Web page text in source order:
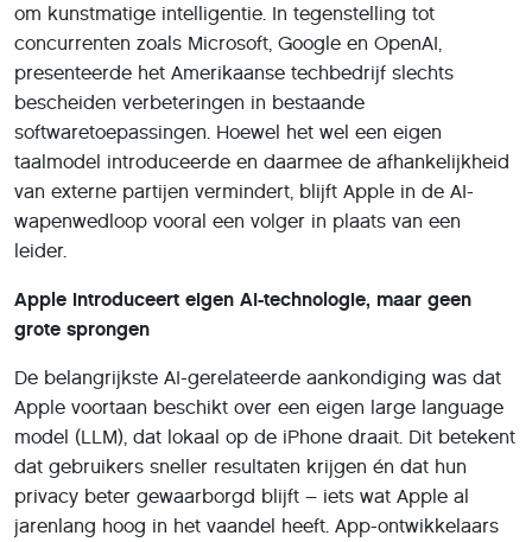
om kunstmatige intelligentie. In tegenstelling tot
concurrenten zoals Microsoft, Google en OpenAI,
presenteerde het Amerikaanse techbedrijf slechts
bescheiden verbeteringen in bestaande
softwaretoepassingen. Hoewel het wel een eigen
taalmodel introduceerde en daarmee de afhankelijkheid
van externe partijen vermindert, blijft Apple in de AI-
wapenwedloop vooral een volger in plaats van een
leider.
Apple introduceert eigen AI-technologie, maar geen
grote sprongen
De belangrijkste AI-gerelateerde aankondiging was dat
Apple voortaan beschikt over een eigen large language
model (LLM), dat lokaal op de iPhone draait. Dit betekent
dat gebruikers sneller resultaten krijgen én dat hun
privacy beter gewaarborgd blijft – iets wat Apple al
jarenlang hoog in het vaandel heeft. App-ontwikkelaars